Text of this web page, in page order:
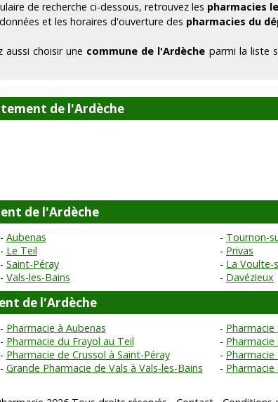
de recherche ci-dessous, retrouvez les pharmacies
et les horaires d'ouverture des pharmacies du
aussi choisir une commune de l'Ardèche parmi la liste
de l'Ardèche
de l'Ardèche
Aubenas
Tournon-
Le Teil
Privas
Saint-Péray
La Voulte-
Vals-les-Bains Davézieux
de l'Ardèche
Pharmacie à Aubenas
Pharmacie du Frayol au Teil
Pharmacie
Pharmacie de Crussol à Saint-Péray
Grande Pharmacie de Vals à Vals-les-Bains